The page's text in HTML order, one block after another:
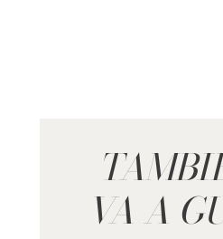
VA A